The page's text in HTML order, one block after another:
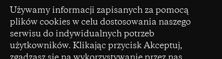
Ustawienia plików cookie
Używamy informacji zapisanych za pomocą
plików cookies w celu dostosowania naszego
serwisu do indywidualnych potrzeb
użytkowników. Klikając przycisk Akceptuj,
window)
(opens
in
Czasopismo zostało dofinansowane ze środków